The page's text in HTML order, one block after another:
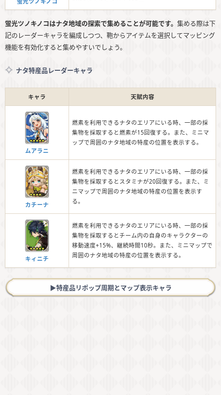
蛍光ツノキノコはナタ地域の探索で集めることが可能です。 集める際は下
記のレーダーキャラを編成しつつ、鞄からアイテムを選択してマッピング
機能を有効化すると集めやすいでしょう。
ナタ特産品レーダーキャラ
キャラ 天賦内容
ムアラニ
燃素を利用できるナタのエリアにいる時、一部の採
集物を採取すると燃素が15回復する。また、ミニマ
ップで周囲のナタ地域の特産の位置を表示する。
カチーナ
燃素を利用できるナタのエリアにいる時、一部の採
集物を採取するとスタミナが20回復する。また、ミ
ニマップで周囲のナタ地域の特産の位置を表示す
る。
キィニチ
燃素を利用できるナタのエリアにいる時、一部の採
集物を採取するとチーム内の自身のキャラクターの
移動速度+15%、継続時間10秒。また、ミニマップで
周囲のナタ地域の特産の位置を表示する。
▶︎特産品リポップ周期とマップ表示キャラ